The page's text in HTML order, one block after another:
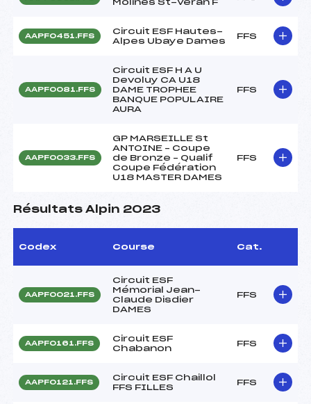
Molines St-Veran F
AAPF0451.FFS
Circuit ESF Hautes-
Alpes Ubaye Dames
FFS
AAPF0081.FFS
Circuit ESF H A U
Devoluy CA U18
DAME TROPHEE
BANQUE POPULAIRE
AURA
FFS
AAPF0033.FFS
GP MARSEILLE St
ANTOINE – Coupe
de Bronze – Qualif
Coupe Fédération
U18 MASTER DAMES
FFS
Résultats Alpin 2023
Codex Course Cat.
AAPF0021.FFS
Circuit ESF
Mémorial Jean-
Claude Disdier
DAMES
FFS
AAPF0161.FFS
Circuit ESF
Chabanon
FFS
AAPF0121.FFS
Circuit ESF Chaillol
FFS FILLES
FFS